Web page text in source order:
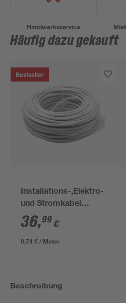
Handwerksservice
Häufig dazu gekauft
Bestseller
Installations-,Elektro-
und Stromkabel
NYM-J 3x1,5mm² 50
m
36,99 €
0,74 € / Meter
Beschreibung